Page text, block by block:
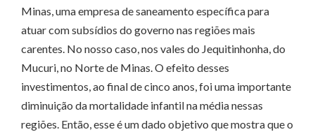
Minas, uma empresa de saneamento específica para
atuar com subsídios do governo nas regiões mais
carentes. No nosso caso, nos vales do Jequitinhonha, do
Mucuri, no Norte de Minas. O efeito desses
investimentos, ao final de cinco anos, foi uma importante
diminuição da mortalidade infantil na média nessas
regiões. Então, esse é um dado objetivo que mostra que o